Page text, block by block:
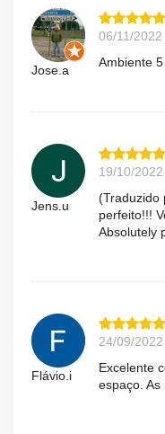
Jose.a
06/11/
Ambiente 5
Jens.u
19/10/
(Traduzido
perfeito!!!
Absolutely
Flávio.i
24/09/
Excelente
espaço. As